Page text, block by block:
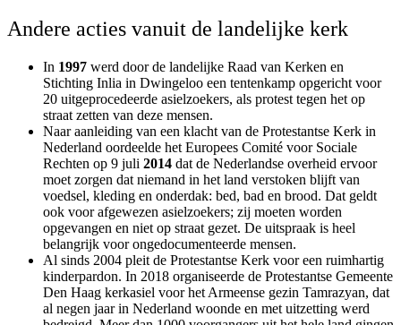
Andere acties vanuit de landelijke kerk
In 1997 werd door de landelijke Raad van Kerken en
Stichting Inlia in Dwingeloo een tentenkamp opgericht voor
20 uitgeprocedeerde asielzoekers, als protest tegen het op
straat zetten van deze mensen.
Naar aanleiding van een klacht van de Protestantse Kerk in
Nederland oordeelde het Europees Comité voor Sociale
Rechten op 9 juli 2014 dat de Nederlandse overheid ervoor
moet zorgen dat niemand in het land verstoken blijft van
voedsel, kleding en onderdak: bed, bad en brood. Dat geldt
ook voor afgewezen asielzoekers; zij moeten worden
opgevangen en niet op straat gezet. De uitspraak is heel
belangrijk voor ongedocumenteerde mensen.
Al sinds 2004 pleit de Protestantse Kerk voor een ruimhartig
kinderpardon. In 2018 organiseerde de Protestantse Gemeente
Den Haag kerkasiel voor het Armeense gezin Tamrazyan, dat
al negen jaar in Nederland woonde en met uitzetting werd